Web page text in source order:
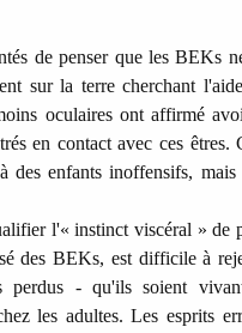
de penser que les BEKs
sur la terre cherchant
oculaires ont affirmé
en contact avec ces
des enfants inoffensifs, mais
l'« instinct viscéral » de
des BEKs, est difficile à
- qu'ils soient
les adultes. Les esprits